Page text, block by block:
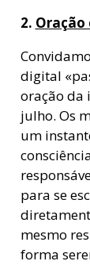
2. Oração
digital
oração da
julho. Os
um
para se
mesmo
forma